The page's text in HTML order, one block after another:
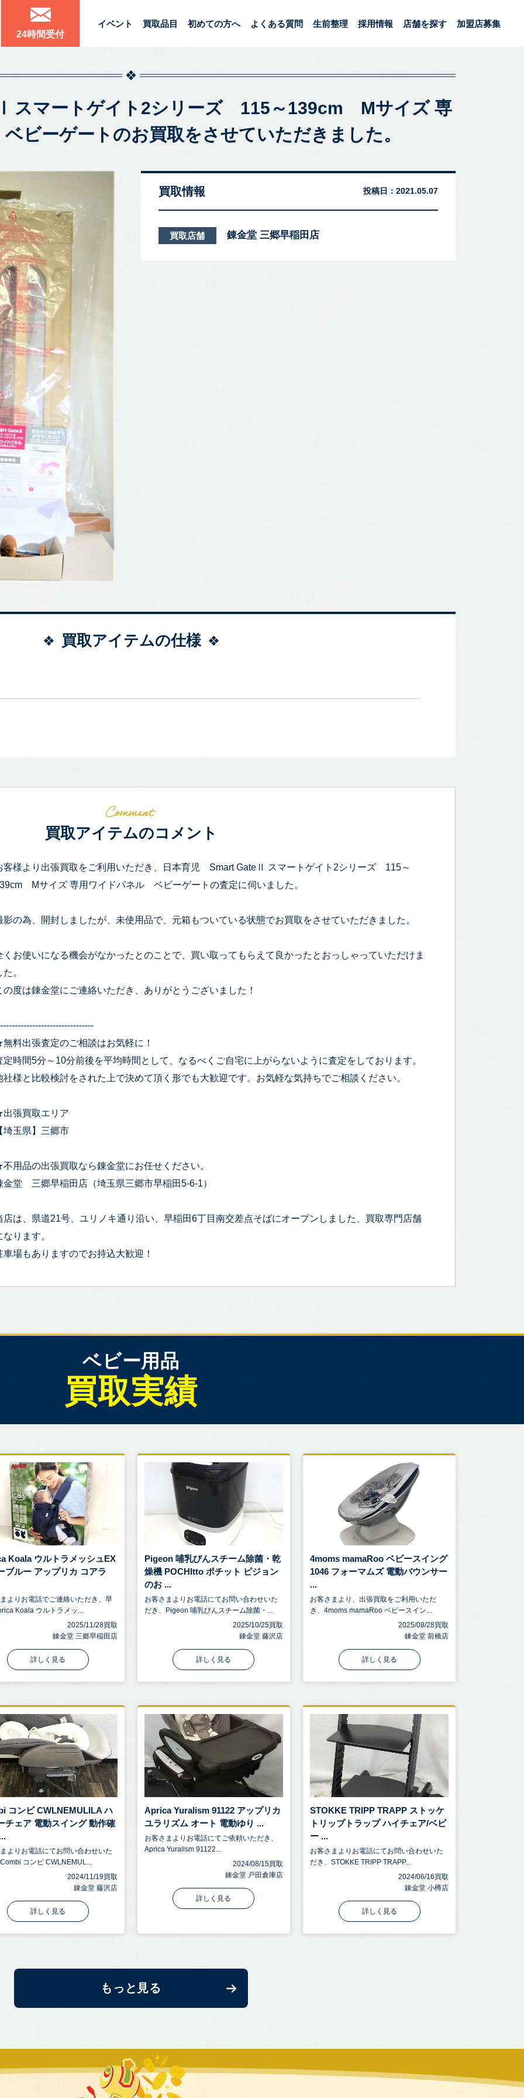
24時間受付
イベント 買取品目 初めての方へ よくある質問 生前整理 採用情報 店舗を探す 加盟店募集
スマートゲイト2シリーズ 115～139cm Mサイズ 専
ビーゲートのお買取をさせていただきました。
買取情報 投稿日： 2021.05.07
買取店舗 錬金堂 三郷早稲田店
買取アイテムの仕様
買取アイテムのコメント
客様より出張買取をご利用いただき、日本育児 Smart GateⅡ スマートゲイト2シリーズ 115～
Mサイズ 専用ワイドパネル ベビーゲートの査定に伺いました。
影の為、開封しましたが、未使用品で、元箱もついている状態でお買取をさせていただきました。
くお使いになる機会がなかったとのことで、買い取ってもらえて良かったとおっしゃっていただけま
た。
の度は錬金堂にご連絡いただき、ありがとうございました！
料出張査定のご相談はお気軽に！
定時間5分～10分前後を平均時間として、なるべくご自宅に上がらないように査定をしております。
社様と比較検討をされた上で決めて頂く形でも大歓迎です。お気軽な気持ちでご相談ください。
張買取エリア
埼玉県】三郷市
用品の出張買取なら錬金堂にお任せください。
金堂 三郷早稲田店（埼玉県三郷市早稲田5-6-1）
店は、県道21号、ユリノキ通り沿い、早稲田6丁目南交差点そばにオープンしました、買取専門店舗
なります。
車場もありますのでお持込大歓迎！
ベビー用品
買取実績
Koala ウルトラメッシュEX
ブルー アップリカ コアラ
よりお電話でご連絡いただき、早
Koala ウルトラメッ...
2025/11/28買取
錬金堂 三郷早稲田店
詳しく見る
Pigeon 哺乳びんスチーム除菌・乾
燥機 POCHItto ポチット ピジョン
のお ...
お客さまよりお電話にてお問い合わせいた
だき、Pigeon 哺乳びんスチーム除菌・...
2025/10/25買取
錬金堂 藤沢店
詳しく見る
4moms mamaRoo ベビースイング
1046 フォーマムズ 電動バウンサー
...
お客さまより、出張買取をご利用いただ
き、4moms mamaRoo ベビースイン...
2025/08/28買取
錬金堂 前橋店
詳しく見る
コンビ CWLNEMULILA ハ
チェア 電動スイング 動作確
よりお電話にてお問い合わせいた
コンビ CWLNEMUL...
2024/11/19買取
錬金堂 藤沢店
詳しく見る
Aprica Yuralism 91122 アップリカ
ユラリズム オート 電動ゆり ...
お客さまよりお電話にてご依頼いただき、
Aprica Yuralism 91122...
2024/08/15買取
錬金堂 戸田倉庫店
詳しく見る
STOKKE TRIPP TRAPP ストッケ
トリップトラップ ハイチェア/ベビ
ー ...
お客さまよりお電話にてお問い合わせいた
だき、STOKKE TRIPP TRAPP...
2024/06/16買取
錬金堂 小樽店
詳しく見る
もっと見る